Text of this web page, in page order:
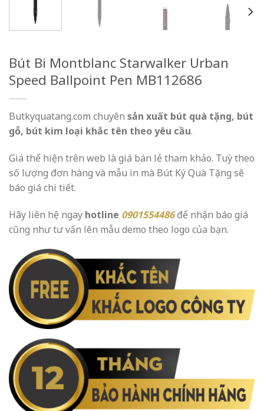
Bút Bi Montblanc Starwalker Urban
Speed Ballpoint Pen MB112686
Butkyquatang.com chuyên sản xuất bút quà tặng, bút
gỗ, bút kim loại khắc tên theo yêu cầu.
Giá thể hiện trên web là giá bán lẻ tham khảo. Tuỳ theo
số lượng đơn hàng và mẫu in mà Bút Ký Quà Tặng sẽ
báo giá chi tiết.
Hãy liên hệ ngay hotline 0901554486để nhận báo giá
cũng như tư vấn lên mẫu demo theo logo của bạn.